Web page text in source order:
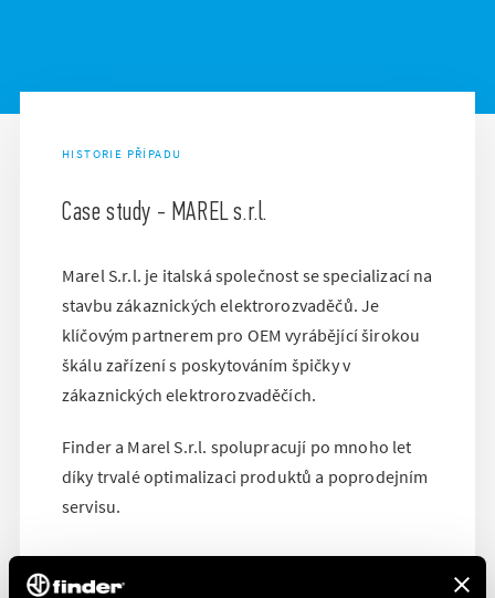
HISTORIE PŘÍPADU
Case study - MAREL s.r.l.
Marel S.r.l. je italská společnost se specializací na
stavbu zákaznických elektrorozvaděčů. Je
klíčovým partnerem pro OEM vyrábějící širokou
škálu zařízení s poskytováním špičky v
zákaznických elektrorozvaděčích.
Finder a Marel S.r.l. spolupracují po mnoho let
díky trvalé optimalizaci produktů a poprodejním
servisu.